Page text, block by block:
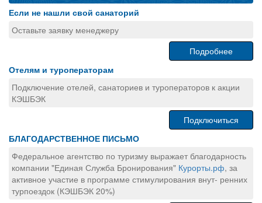
Если не нашли свой санаторий
Оставьте заявку менеджеру
Подробнее
Отелям и туроператорам
Подключение отелей, санаториев и туроператоров к акции
КЭШБЭК
Подключиться
БЛАГОДАРСТВЕННОЕ ПИСЬМО
Федеральное агентство по туризму выражает благодарность
компании "Единая Служба Бронирования" Курорты.рф, за
активное участие в программе стимулирования внут- ренних
турпоездок (КЭШБЭК 20%)